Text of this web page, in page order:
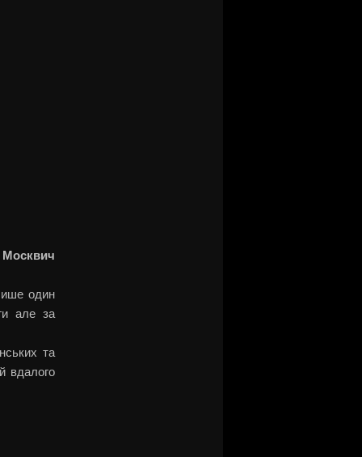
один
але за
та
вдалого